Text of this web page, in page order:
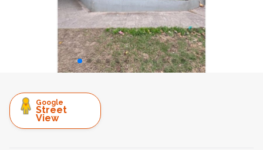
Google
Street
View